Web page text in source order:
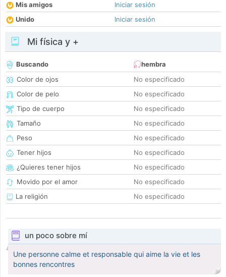
Mis amigos
Iniciar sesión
Unido
Iniciar sesión
Mi física y +
Buscando
hembra
Color de ojos
No especificado
Color de pelo
No especificado
Tipo de cuerpo
No especificado
Tamaño
No especificado
Peso
No especificado
Tener hijos
No especificado
¿Quieres tener hijos
No especificado
Movido por el amor
No especificado
La religión
No especificado
un poco sobre mí
Une personne calme et responsable qui aime la vie et les
bonnes rencontres